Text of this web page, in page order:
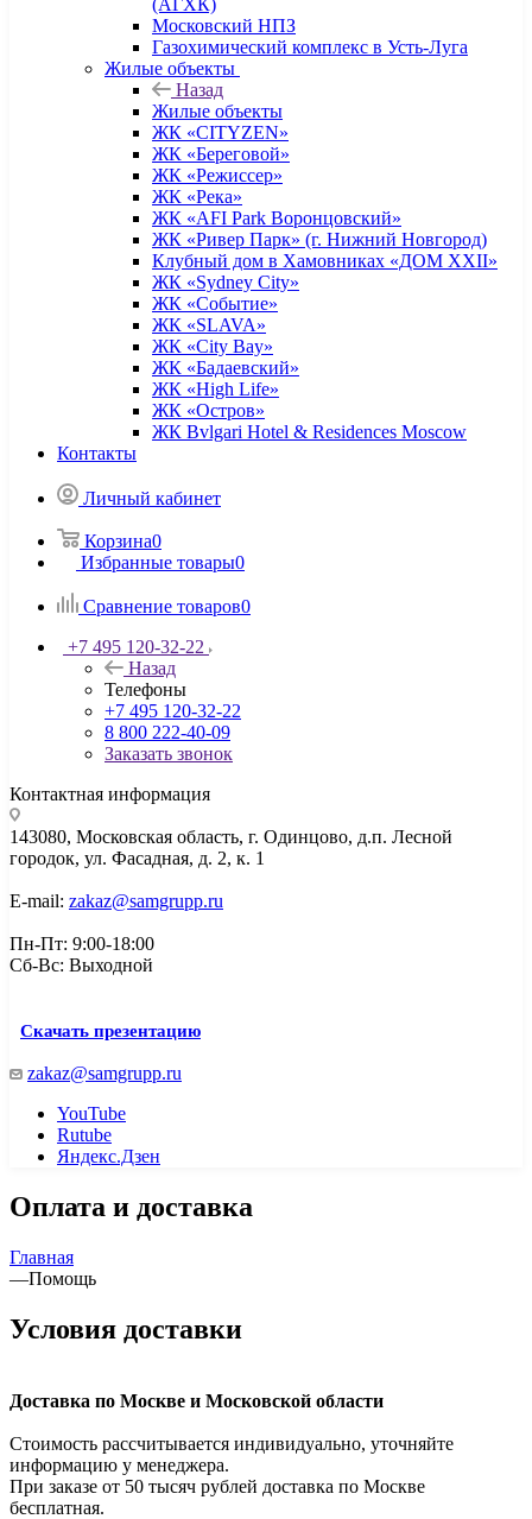
(АГХК)
Московский НПЗ
Газохимический комплекс в Усть-Луга
Жилые объекты
Назад
Жилые объекты
ЖК «CITYZEN»
ЖК «Береговой»
ЖК «Режиссер»
ЖК «Река»
ЖК «AFI Park Воронцовский»
ЖК «Ривер Парк» (г. Нижний Новгород)
Клубный дом в Хамовниках «ДОМ XXII»
ЖК «Sydney City»
ЖК «Событие»
ЖК «SLAVA»
ЖК «City Bay»
ЖК «Бадаевский»
ЖК «High Life»
ЖК «Остров»
ЖК Bvlgari Hotel & Residences Moscow
Контакты
Личный кабинет
Корзина0
Избранные товары0
Сравнение товаров0
+7 495 120-32-22
Назад
Телефоны
+7 495 120-32-22
8 800 222-40-09
Заказать звонок
Контактная информация
143080, Mосковская область, г. Одинцово, д.п. Лесной
городок, ул. Фасадная, д. 2, к. 1
E-mail: zakaz@samgrupp.ru
Пн-Пт: 9:00-18:00
Сб-Вс: Выходной
Скачать презентацию
zakaz@samgrupp.ru
YouTube
Rutube
Яндекс.Дзен
Оплата и доставка
Главная
—Помощь
Условия доставки
Доставка по Москве и Московской области
Cтоимость рассчитывается индивидуально, уточняйте
информацию у менеджера.
При заказе от 50 тысяч рублей доставка по Москве
бесплатная.